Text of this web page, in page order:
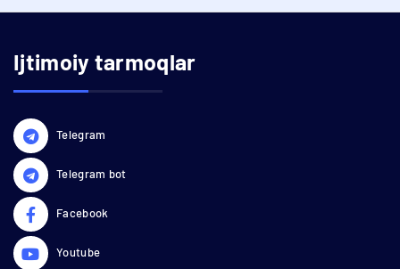
Ijtimoiy tarmoqlar
Telegram
Telegram bot
Facebook
Youtube